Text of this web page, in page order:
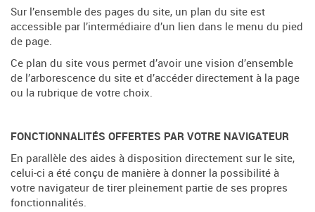
Sur l’ensemble des pages du site, un plan du site est
accessible par l’intermédiaire d’un lien dans le menu du pied
de page.
Ce plan du site vous permet d’avoir une vision d’ensemble
de l’arborescence du site et d’accéder directement à la page
ou la rubrique de votre choix.
FONCTIONNALITÉS OFFERTES PAR VOTRE NAVIGATEUR
En parallèle des aides à disposition directement sur le site,
celui-ci a été conçu de manière à donner la possibilité à
votre navigateur de tirer pleinement partie de ses propres
fonctionnalités.